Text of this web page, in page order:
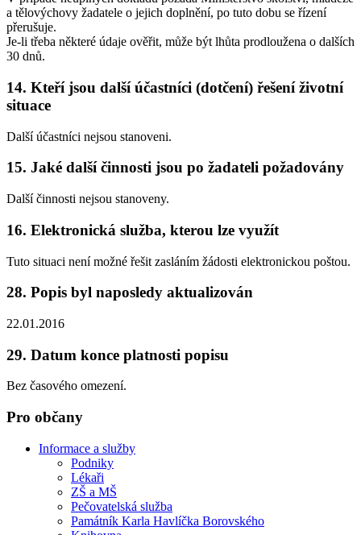
a tělovýchovy žadatele o jejich doplnění, po tuto dobu se řízení
přerušuje.
Je-li třeba některé údaje ověřit, může být lhůta prodloužena o dalších
30 dnů.
14. Kteří jsou další účastníci (dotčení) řešení životní
situace
Další účastníci nejsou stanoveni.
15. Jaké další činnosti jsou po žadateli požadovány
Další činnosti nejsou stanoveny.
16. Elektronická služba, kterou lze využít
Tuto situaci není možné řešit zasláním žádosti elektronickou poštou.
28. Popis byl naposledy aktualizován
22.01.2016
29. Datum konce platnosti popisu
Bez časového omezení.
Pro občany
Informace a služby
Podniky
Lékaři
ZŠ a MŠ
Pečovatelská služba
Památník Karla Havlíčka Borovského